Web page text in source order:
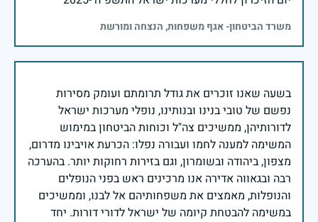
משרד הביטחון- אגף משפחות, הנצחה ומורשת
בשעה שאנו זוכרים את גודל תרומתם ועומק מסירות
נפשם של טובי בנינו ובנותינו, נופלי מערכות ישראל
לדורותיהן, ממשיכים צה"ל וכוחות הביטחון במימוש
המשימה למענה לחמו ועבורה נפלו: הכרעת אויבינו מדרום,
מצפון, ביהודה ובשומרון, וגם בזירות רחוקות יותר. בהערכה
רבה ובגאווה אדירה אנו מרכינים ראש בפני הנופלים
והנופלות, מאמצים את משפחותיהם אל לבנו, וממשיכים
במשימה להבטחת קיומה של ישראל לדורי דורות. יחד